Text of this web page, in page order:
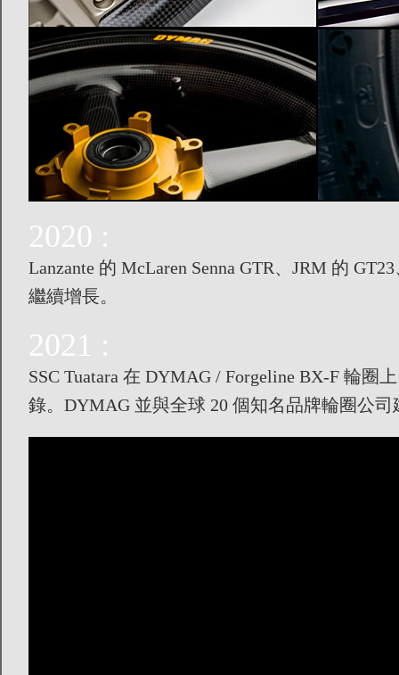
2020 :
Lanzante 的 McLaren Senna GTR、JRM 的
繼續增長。
2021 :
SSC Tuatara 在 DYMAG / Forgeline BX-F 輪
錄。 DYMAG 並與全球 20 個知名品牌輪圈公